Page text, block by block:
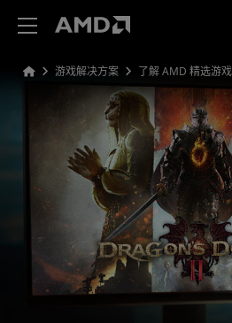
游戏解决方案 了解 AMD 精选游戏